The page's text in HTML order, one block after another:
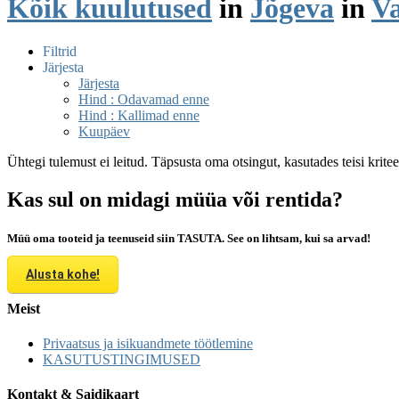
Kõik kuulutused in Jõgeva in
Filtrid
Järjesta
Järjesta
Hind : Odavamad enne
Hind : Kallimad enne
Kuupäev
Ühtegi tulemust ei leitud. Täpsusta oma otsingut, kasutades teisi
Kas sul on midagi müüa või rentida?
Müü oma tooteid ja teenuseid siin TASUTA. See on lihtsam, kui sa arvad!
Alusta kohe!
Meist
Privaatsus ja isikuandmete töötlemine
KASUTUSTINGIMUSED
Kontakt & Saidikaart